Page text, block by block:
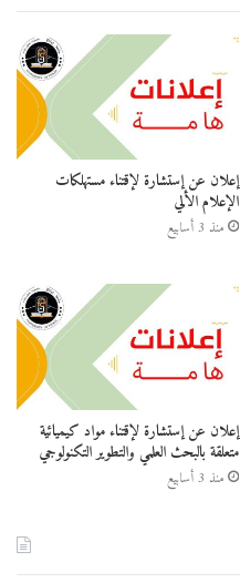
إعلان عن إستشارة لإقتناء مستهلكات
الإعلام الألي
منذ 3 أسابيع
إعلان عن إستشارة لإقتناء مواد كيميائية
متعلقة بالبحث العلمي والتطوير التكنولوجي
منذ 3 أسابيع